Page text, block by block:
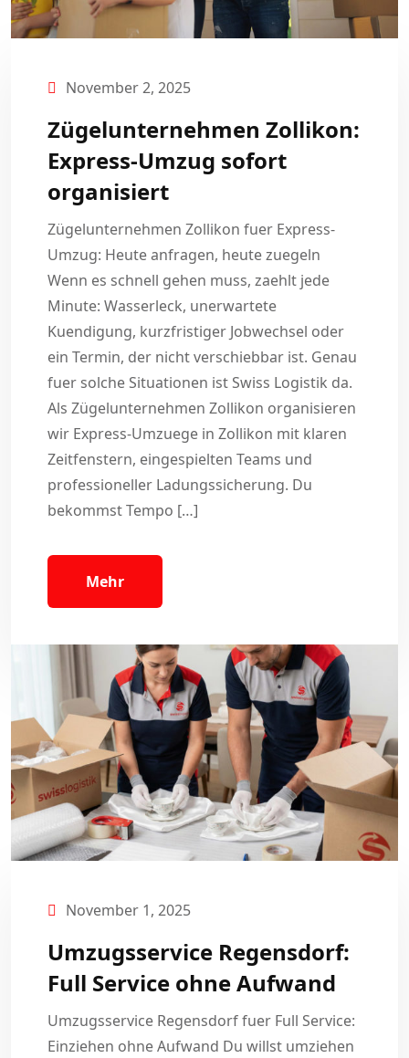
November 2, 2025
Zügelunternehmen Zollikon:
Express-Umzug sofort
organisiert
Zügelunternehmen Zollikon fuer Express-
Umzug: Heute anfragen, heute zuegeln
Wenn es schnell gehen muss, zaehlt jede
Minute: Wasserleck, unerwartete
Kuendigung, kurzfristiger Jobwechsel oder
ein Termin, der nicht verschiebbar ist. Genau
fuer solche Situationen ist Swiss Logistik da.
Als Zügelunternehmen Zollikon organisieren
wir Express-Umzuege in Zollikon mit klaren
Zeitfenstern, eingespielten Teams und
professioneller Ladungssicherung. Du
bekommst Tempo […]
Mehr
November 1, 2025
Umzugsservice Regensdorf:
Full Service ohne Aufwand
Umzugsservice Regensdorf fuer Full Service:
Einziehen ohne Aufwand Du willst umziehen